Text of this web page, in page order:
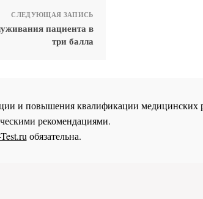
СЛЕДУЮЩАЯ ЗАПИСЬ
пациента в
три балла
и повышения квалификации медицинских
рекомендациями.
обязательна.